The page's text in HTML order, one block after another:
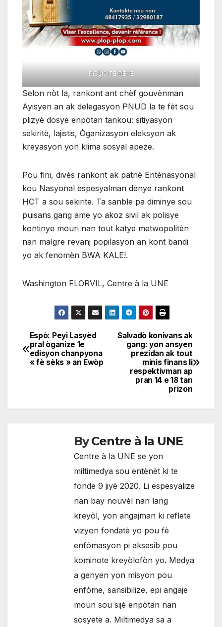
PIBLISITE PEYE
Selon nòt la, rankont ant chèf gouvènman
Ayisyen an ak delegasyon PNUD la te fèt sou
plizyè dosye enpòtan tankou: sitiyasyon
sekiritè, lajistis, Òganizasyon eleksyon ak
kreyasyon yon klima sosyal apeze.
Pou fini, divès rankont ak patnè Entènasyonal
kou Nasyonal espesyalman dènye rankont
HCT a sou sekirite. Ta sanble pa diminye sou
puisans gang ame yo akoz sivil ak polisye
kontinye mouri nan tout katye metwopolitèn
nan malgre revanj popilasyon an kont bandi
yo ak fenomèn BWA KALE!.
Washington FLORVIL, Centre à la UNE
Navigation
de
Salvadò konivans ak
gang: yon ansyen
prezidan ak tout
minis finans li
respektivman ap
pran 14 e 18 tan
prizon
Espò: Peyi Lasyèd
pral òganize 1e
edisyon chanpyona
« fè sèks » an Ewòp
ByCentre à la UNE
Centre à la UNE se yon
miltimedya sou entènèt ki te
fonde 9 jiyè 2020. Li espesyalize
nan bay nouvèl nan lang
kreyòl, yon angajman ki reflete
vizyon fondatè yo pou fè
enfòmasyon pi aksesib pou
kominote kreyòlofòn yo. Medya
a genyen yon misyon pou
enfòme, sansibilize, epi angaje
moun sou sijè enpòtan nan
sosyete a. Miltimedya sa a